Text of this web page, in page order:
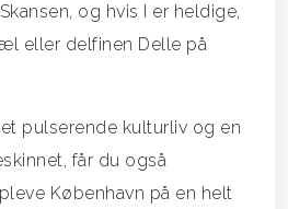
og hvis I er heldige,
eller delfinen Delle på
pulserende kulturliv og en
får du også
København på en helt